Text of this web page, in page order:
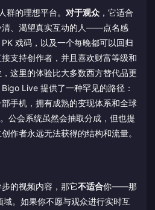
群的理想平台。 对于观众 ，它适合
清、渴望真实互动的人——点名感
戏码，以及一个每晚都可以回归
支持创作者，并且喜欢财富等级和
这里的体验比大多数西方替代品更
Bigo Live 提供了一种罕见的路径：
手机，拥有成熟的变现体系和全球
公会系统虽然会抽取分成，但也提
作者永远无法获得的结构和流量。
的视频内容，那它不适合你——那
。如果你不愿与观众进行实时互